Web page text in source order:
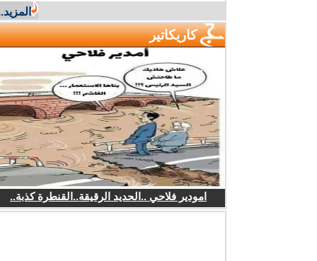
المزيد...
كاريكاتير
امودير فلاحي ..الحديد الرقيقة..القنطرة كذبة..